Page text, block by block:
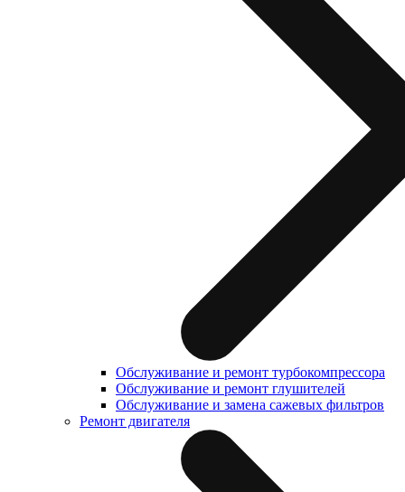
Обслуживание и ремонт турбокомпрессора
Обслуживание и ремонт глушителей
Обслуживание и замена сажевых фильтров
Ремонт двигателя